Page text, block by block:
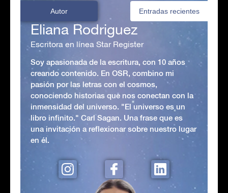
Autor Entradas recientes
Eliana Rodriguez
Escritora en línea Star Register
Soy apasionada de la escritura, con 10 años
creando contenido. En OSR, combino mi
pasión por las letras con el cosmos,
conociendo historias que nos conectan con la
inmensidad del universo. "El universo es un
libro infinito." Carl Sagan. Una frase que es
una invitación a reflexionar sobre nuestro lugar
en él.